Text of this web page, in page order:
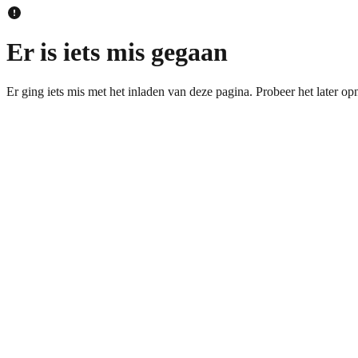
Er is iets mis gegaan
Er ging iets mis met het inladen van deze pagina. Probeer het later